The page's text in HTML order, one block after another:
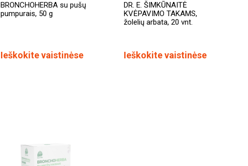
BRONCHOHERBA su pušų
pumpurais, 50 g
Ieškokite vaistinėse
DR. E. ŠIMKŪNAITĖ
KVĖPAVIMO TAKAMS,
žolelių arbata, 20 vnt.
Ieškokite vaistinėse